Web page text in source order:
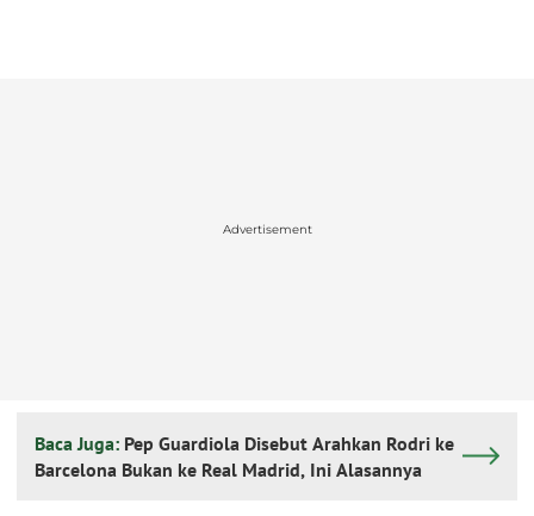
Advertisement
Baca Juga: Pep Guardiola Disebut Arahkan Rodri ke
Barcelona Bukan ke Real Madrid, Ini Alasannya